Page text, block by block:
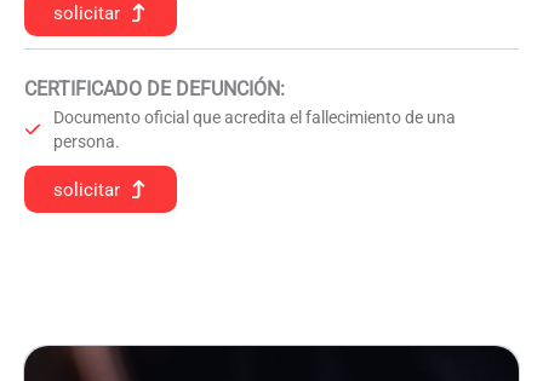
solicitar
CERTIFICADO DE DEFUNCIÓN:
Documento oficial que acredita el fallecimiento de una
persona.
solicitar